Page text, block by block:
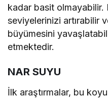
kadar basit olmayabilir.
seviyelerinizi artırabilir
büyümesini
etmektedir.
NAR SUYU
İlk araştırmalar, bu